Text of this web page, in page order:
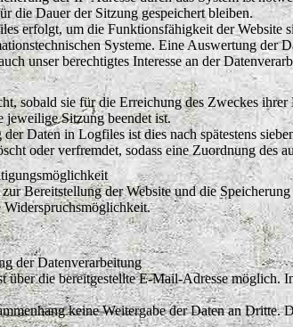
die Dauer der Sitzung gespeichert bleiben.
erfolgt, um die Funktionsfähigkeit der Website
Systeme. Eine Auswertung der
unser berechtigtes Interesse an der
sobald sie für die Erreichung des Zweckes
jeweilige Sitzung beendet ist.
Daten in Logfiles ist dies nach spätestens
oder verfremdet, sodass eine Zuordnung des
Bereitstellung der Website und die
Widerspruchsmöglichkeit.
der Datenverarbeitung
über die bereitgestellte E-Mail-Adresse möglich.
keine Weitergabe der Daten an